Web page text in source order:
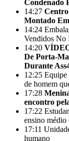
Condenado
14:27
Montado
14:24
Vendidos No
14:20
De Porta-
Durante
12:25 Equipe
de homem
17:28
encontro
17:22
ensino médio
17:11
humano